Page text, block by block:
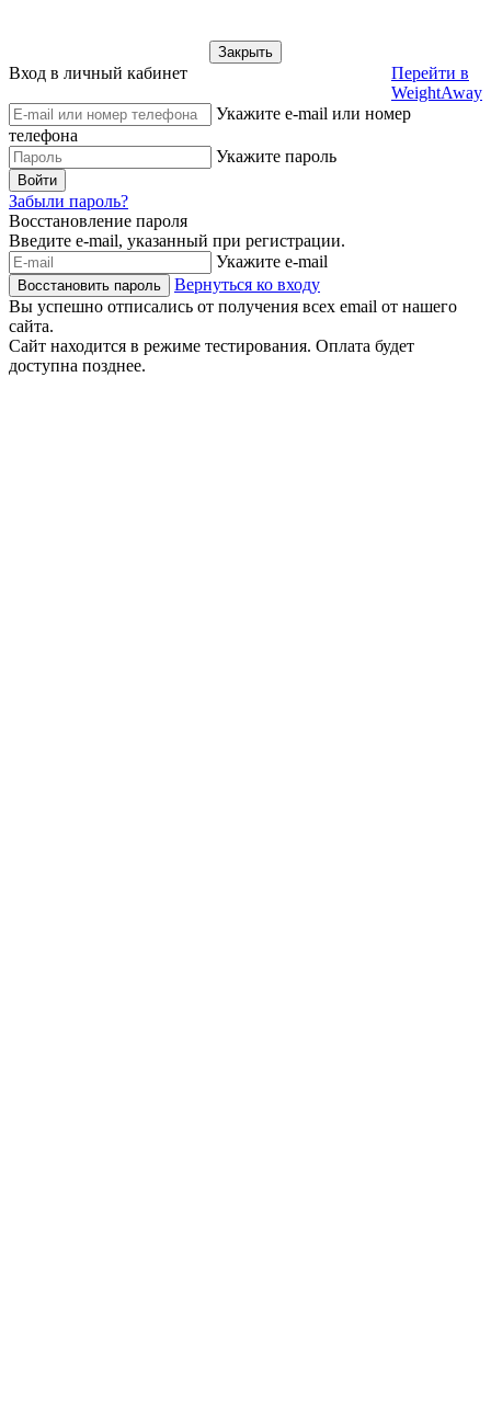
Закрыть
Вход в личный кабинет
Перейти в
WeightAway
Укажите e-mail или номер
телефона
Укажите пароль
Войти
Забыли пароль?
Восстановление пароля
Введите e-mail, указанный при регистрации.
Укажите e-mail
Восстановить пароль
Вернуться ко входу
Вы успешно отписались от получения всех email от нашего
сайта.
Сайт находится в режиме тестирования. Оплата будет
доступна позднее.